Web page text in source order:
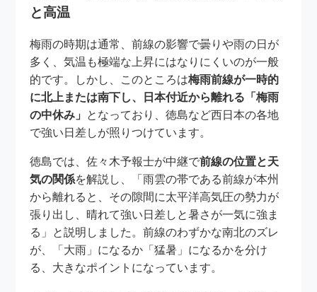
と高温
梅雨の時期は通常、前線の影響で曇りや雨の日が
多く、気温も極端な上昇にはなりにくいのが一般
的です。しかし、このところは梅雨前線が一時的
に北上または南下し、日本付近から離れる「梅雨
の中休み」 となっており、徳島など西日本の各地
で強い日差しが照りつけています。
徳島では、佐々木予報士が中継で前線の位置と天
気の関係を解説し、「雨雲の帯である前線が本州
から離れると、その隙間に太平洋高気圧の勢力が
張り出し、晴れて強い日差しと暑さが一気に強ま
る」と説明しました。前線のわずかな南北のズレ
が、「大雨」になるか「猛暑」になるかを分け
る、大きなポイントになっています。